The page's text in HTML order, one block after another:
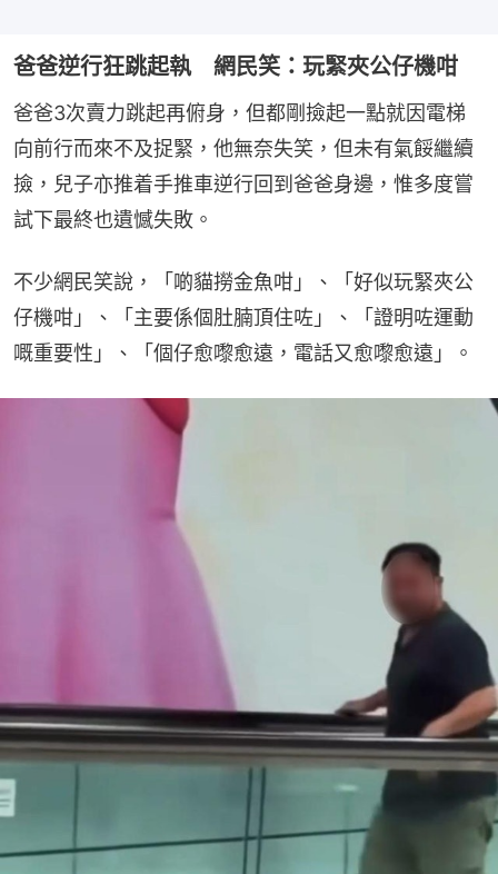
爸爸逆行狂跳起執 網民笑：玩緊夾公仔機咁
爸爸3次賣力跳起再俯身，但都剛撿起一點就因電梯
向前行而來不及捉緊，他無奈失笑，但未有氣餒繼續
撿，兒子亦推着手推車逆行回到爸爸身邊，惟多度嘗
試下最終也遺憾失敗。
不少網民笑說，「啲貓撈金魚咁」、「好似玩緊夾公
仔機咁」、「主要係個肚腩頂住咗」、「證明咗運動
嘅重要性」、「個仔愈嚟愈遠，電話又愈嚟愈遠」。